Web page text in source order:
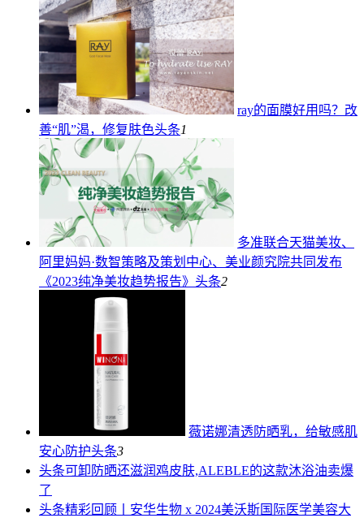
ray的面膜好用吗？改
善“肌”渴，修复肤色头条1
多准联合天猫美妆、
阿里妈妈·数智策略及策划中心、美业颜究院共同发布
《2023纯净美妆趋势报告》 头条2
薇诺娜清透防晒乳，给敏感肌
安心防护头条3
头条可卸防晒还滋润鸡皮肤,ALEBLE的这款沐浴油卖爆
了
头条精彩回顾丨安华生物 x 2024美沃斯国际医学美容大